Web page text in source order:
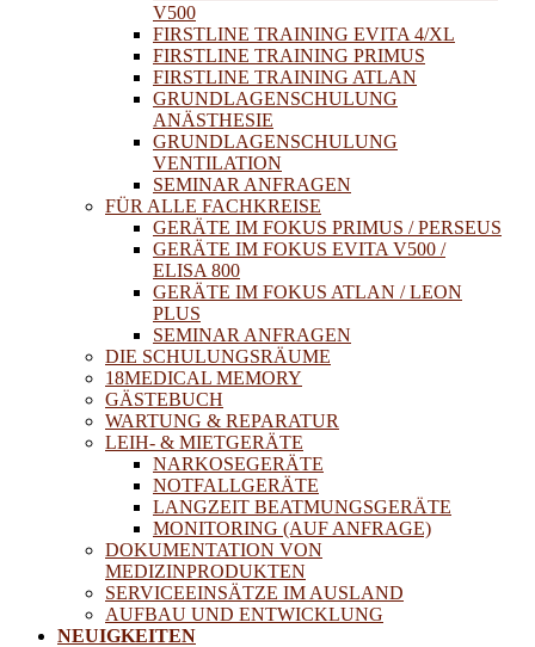
V500
FIRSTLINE TRAINING EVITA 4/XL
FIRSTLINE TRAINING PRIMUS
FIRSTLINE TRAINING ATLAN
GRUNDLAGENSCHULUNG
ANÄSTHESIE
GRUNDLAGENSCHULUNG
VENTILATION
SEMINAR ANFRAGEN
FÜR ALLE FACHKREISE
GERÄTE IM FOKUS PRIMUS / PERSEUS
GERÄTE IM FOKUS EVITA V500 /
ELISA 800
GERÄTE IM FOKUS ATLAN / LEON
PLUS
SEMINAR ANFRAGEN
DIE SCHULUNGSRÄUME
18MEDICAL MEMORY
GÄSTEBUCH
WARTUNG & REPARATUR
LEIH- & MIETGERÄTE
NARKOSEGERÄTE
NOTFALLGERÄTE
LANGZEIT BEATMUNGSGERÄTE
MONITORING (AUF ANFRAGE)
DOKUMENTATION VON
MEDIZINPRODUKTEN
SERVICEEINSÄTZE IM AUSLAND
AUFBAU UND ENTWICKLUNG
NEUIGKEITEN